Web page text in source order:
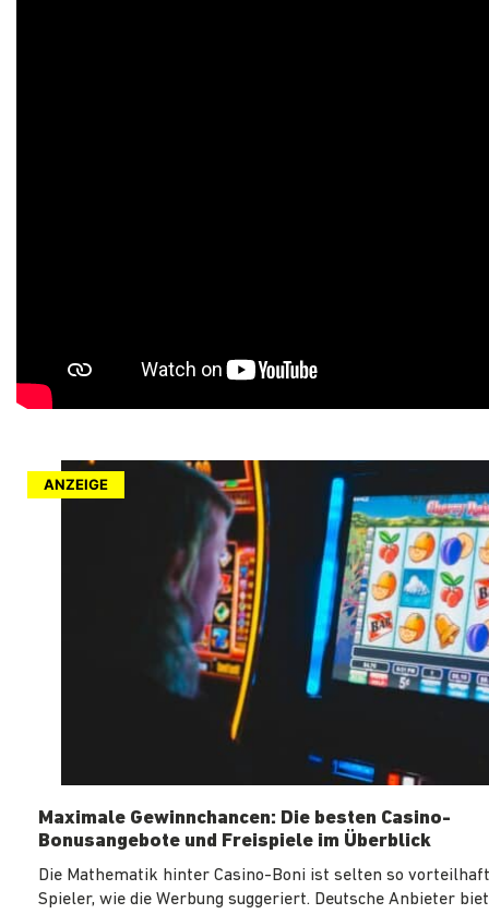
ANZEIGE
Maximale Gewinnchancen: Die besten Casino-
Bonusangebote und Freispiele im Überblick
Die Mathematik hinter Casino-Boni ist selten so
Spieler, wie die Werbung suggeriert. Deutsche Anbieter